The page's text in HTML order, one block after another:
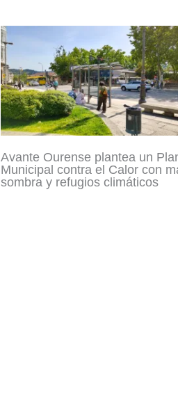
Avante Ourense plantea un
Municipal contra el Calor con
sombra y refugios climáticos